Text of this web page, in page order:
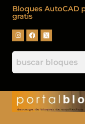
Bloques AutoCAD
gratis